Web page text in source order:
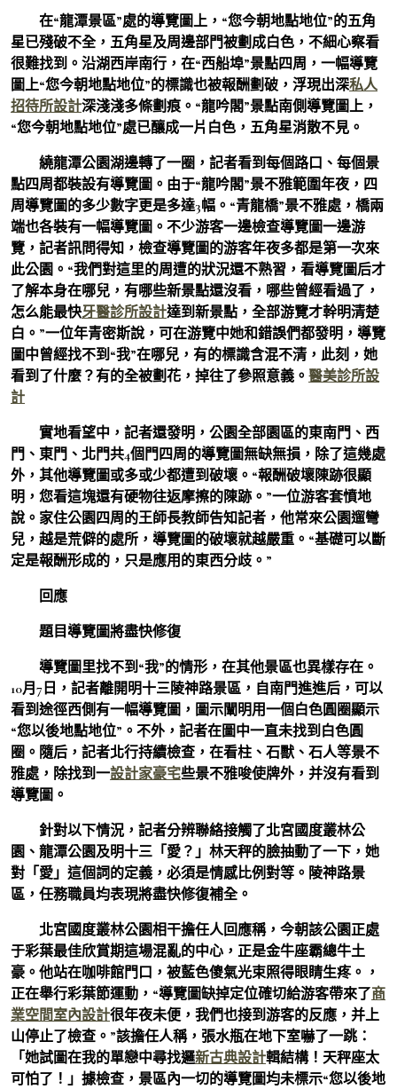
在“龍潭景區”處的導覽圖上，“您今朝地點地位”的五角
星已殘破不全，五角星及周邊部門被劃成白色，不細心察看
很難找到。沿湖西岸南行，在“西船埠”景點四周，一幅導覽
圖上“您今朝地點地位”的標識也被報酬劃破，浮現出深私人
招待所設計深淺淺多條劃痕。“龍吟閣”景點南側導覽圖上，
“您今朝地點地位”處已釀成一片白色，五角星消散不見。
繞龍潭公園湖邊轉了一圈，記者看到每個路口、每個景
點四周都裝設有導覽圖。由于“龍吟閣”景不雅範圍年夜，四
周導覽圖的多少數字更是多達3幅。“青龍橋”景不雅處，橋兩
端也各裝有一幅導覽圖。不少游客一邊檢查導覽圖一邊游
覽，記者訊問得知，檢查導覽圖的游客年夜多都是第一次來
此公園。“我們對這里的周遭的狀況還不熟習，看導覽圖后才
了解本身在哪兒，有哪些新景點還沒看，哪些曾經看過了，
怎么能最快牙醫診所設計達到新景點，全部游覽才幹明清楚
白。”一位年青密斯說，可在游覽中她和錯誤們都發明，導覽
圖中曾經找不到“我”在哪兒，有的標識含混不清，此刻，她
看到了什麼？有的全被劃花，掉往了參照意義。 醫美診所設
計
實地看望中，記者還發明，公園全部園區的東南門、西
門、東門、北門共4個門四周的導覽圖無缺無損，除了這幾處
外，其他導覽圖或多或少都遭到破壞。“報酬破壞陳跡很顯
明，您看這塊還有硬物往返摩擦的陳跡。”一位游客套憤地
說。家住公園四周的王師長教師告知記者，他常來公園遛彎
兒，越是荒僻的處所，導覽圖的破壞就越嚴重。“基礎可以斷
定是報酬形成的，只是應用的東西分歧。”
回應
題目導覽圖將盡快修復
導覽圖里找不到“我”的情形，在其他景區也異樣存在。
10月7日，記者離開明十三陵神路景區，自南門進進后，可以
看到途徑西側有一幅導覽圖，圖示闡明用一個白色圓圈顯示
“您以後地點地位”。不外，記者在圖中一直未找到白色圓
圈。隨后，記者北行持續檢查，在看柱、石獸、石人等景不
雅處，除找到一設計家豪宅些景不雅唆使牌外，并沒有看到
導覽圖。
針對以下情況，記者分辨聯絡接觸了北宮國度叢林公
園、龍潭公園及明十三「愛？」林天秤的臉抽動了一下，她
對「愛」這個詞的定義，必須是情感比例對等。陵神路景
區，任務職員均表現將盡快修復補全。
北宮國度叢林公園相干擔任人回應稱，今朝該公園正處
于彩葉最佳欣賞期這場混亂的中心，正是金牛座霸總牛土
豪。他站在咖啡館門口，被藍色傻氣光束照得眼睛生疼。，
正在舉行彩葉節運動，“導覽圖缺掉定位確切給游客帶來了商
業空間室內設計很年夜未便，我們也接到游客的反應，并上
山停止了檢查。”該擔任人稱，張水瓶在地下室嚇了一跳：
「她試圖在我的單戀中尋找邏新古典設計輯結構！天秤座太
可怕了！」據檢查，景區內一切的導覽圖均未標示“您以後地